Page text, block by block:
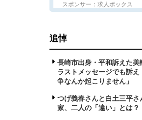
スポンサー：求人ボックス
追悼
長崎市出身・平和訴えた
ラストメッセージでも訴
争なんか起こりません」
つげ義春さんと白土三平
家、二人の「違い」とは？